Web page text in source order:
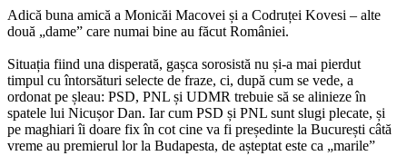
Adică buna amică a Monicăi Macovei și a Codruței Kovesi – alte
două „dame” care numai bine au făcut României.
Situația fiind una disperată, gașca sorosistă nu și-a mai pierdut
timpul cu întorsături selecte de fraze, ci, după cum se vede, a
ordonat pe șleau: PSD, PNL și UDMR trebuie să se alinieze în
spatele lui Nicușor Dan. Iar cum PSD și PNL sunt slugi plecate, și
pe maghiari îi doare fix în cot cine va fi președinte la București câtă
vreme au premierul lor la Budapesta, de așteptat este ca „marile”